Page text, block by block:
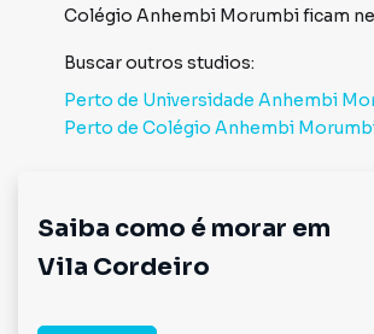
Colégio Anhembi Morumbificam
Buscar outros studios:
Perto de Universidade Anhembi
Perto de Colégio Anhembi
Saiba como é morar em
Vila Cordeiro